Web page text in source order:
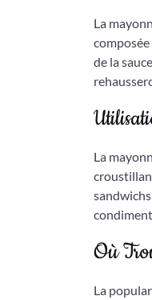
La
composée
de la
La
Où
La